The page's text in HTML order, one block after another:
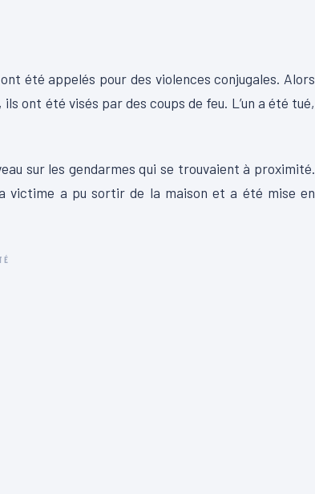
été appelés pour des violences conjugales. Alors
ont été visés par des coups de feu. L’un a été tué,
sur les gendarmes qui se trouvaient à proximité.
victime a pu sortir de la maison et a été mise en